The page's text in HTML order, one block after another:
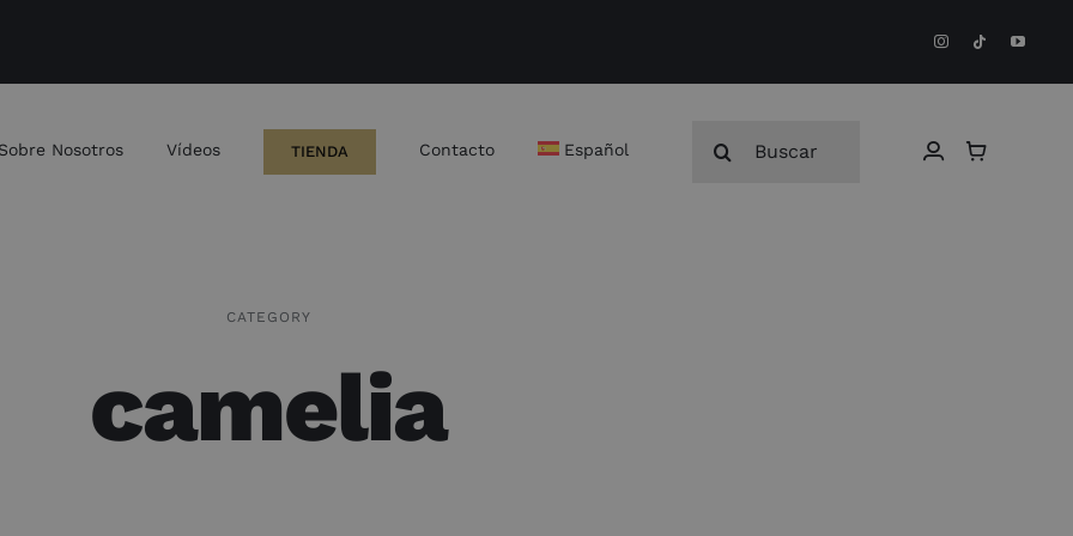
Sobre Nosotros Vídeos TIENDA Contacto Español
CATEGORY
camelia